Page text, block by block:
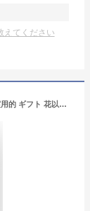
えてください
【250円OFFクーポンあり】枕 傾き寝枕 母の日 実用的 ギフト 花以外 傾斜枕 三角枕 なだらか枕 足枕 三角クッション 背もたれ 滑り止め 洗える 体位変換 体位保持 寝返り 病気 怪我 リハビリ 寝たきり 介護 高齢者 快眠枕 安眠枕 まくら マクラ ピロー 体圧分散 床ずれ 逆